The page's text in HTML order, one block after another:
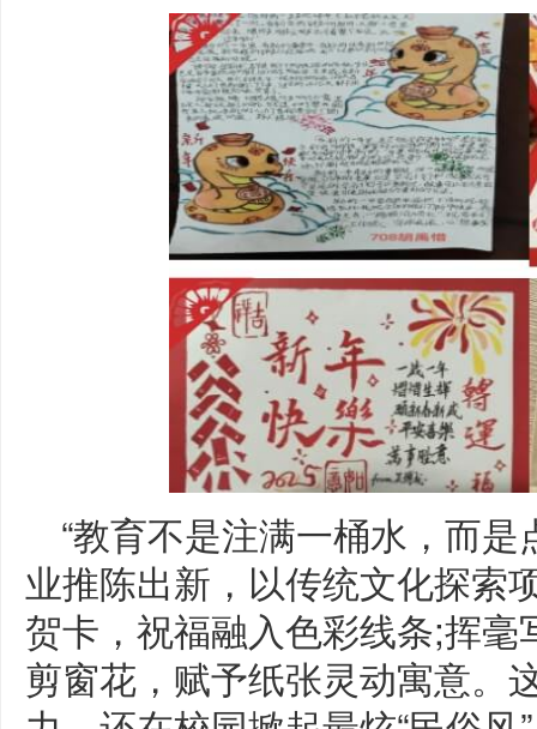
“教育不是注满一桶水，而
业推陈出新，以传统文化探索
贺卡，祝福融入色彩线条;挥
剪窗花，赋予纸张灵动寓意。